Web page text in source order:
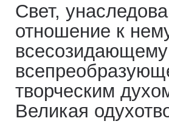
Свет,
отношение к
творческим
Великая